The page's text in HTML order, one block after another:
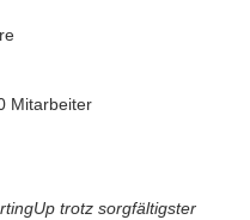
Mitarbeiter
trotz sorgfältigster